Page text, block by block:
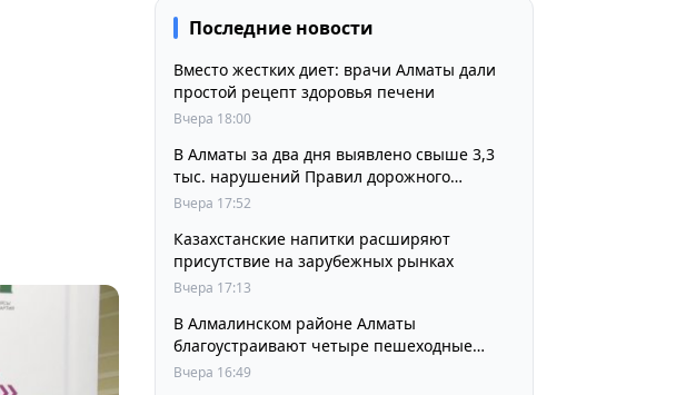
Последние новости
Вместо жестких диет: врачи Алматы дали
Вчера 18:00
В Алматы за два дня выявлено свыше 3,3
тыс. нарушений Правил дорожного
движения
Вчера 17:52
Казахстанские напитки расширяют
присутствие на зарубежных рынках
Вчера 17:13
В Алмалинском районе Алматы
благоустраивают четыре пешеходные
зоны и сквер перед ТЮЗом
Вчера 16:49